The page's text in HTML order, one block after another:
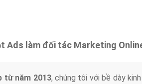
Ads làm đối tác Marketing
từ năm 2013, chúng tôi với bề dày